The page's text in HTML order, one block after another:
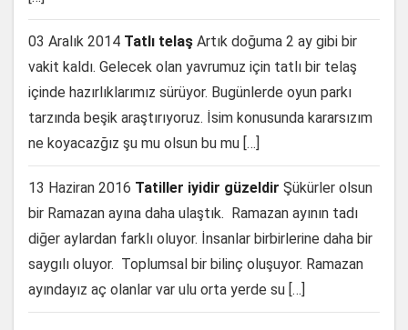
03 Aralık 2014 Tatlı telaş Artık doğuma 2 ay gibi bir
vakit kaldı. Gelecek olan yavrumuz için tatlı bir telaş
içinde hazırlıklarımız sürüyor. Bugünlerde oyun parkı
tarzında beşik araştırıyoruz. İsim konusunda kararsızım
ne koyacazğız şu mu olsun bu mu […]
13 Haziran 2016 Tatiller iyidir güzeldir Şükürler olsun
bir Ramazan ayına daha ulaştık. Ramazan ayının tadı
diğer aylardan farklı oluyor. İnsanlar birbirlerine daha bir
saygılı oluyor. Toplumsal bir bilinç oluşuyor. Ramazan
ayındayız aç olanlar var ulu orta yerde su […]